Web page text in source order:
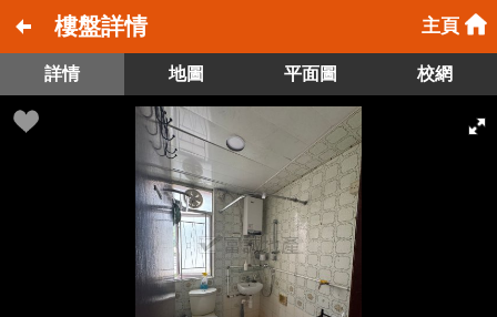
樓盤詳情 主頁
詳情 地圖 平面圖 校網